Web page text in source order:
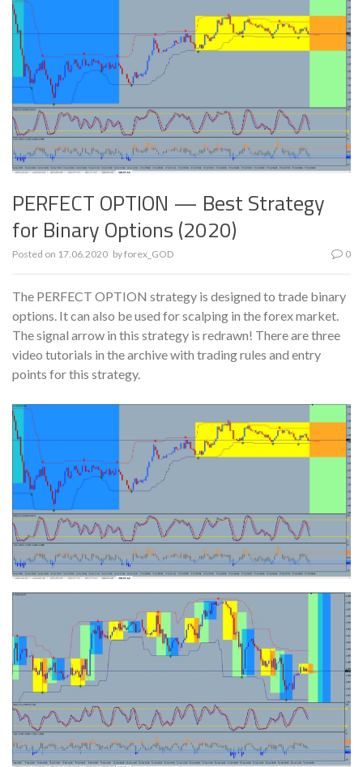
PERFECT OPTION — Best Strategy
for Binary Options (2020)
Posted on 17.06.2020 byforex_GOD 0
The PERFECT OPTION strategy is designed to trade binary
options. It can also be used for scalping in the forex market.
The signal arrow in this strategy is redrawn! There are three
video tutorials in the archive with trading rules and entry
points for this strategy.